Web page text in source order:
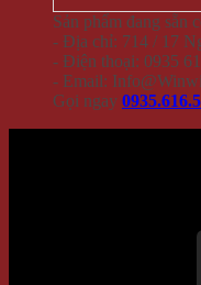
Sản phẩm đang sẵn
- Địa chỉ: 714 / 17
- Điện thoại: 0935
- Email:
Gọi ngay